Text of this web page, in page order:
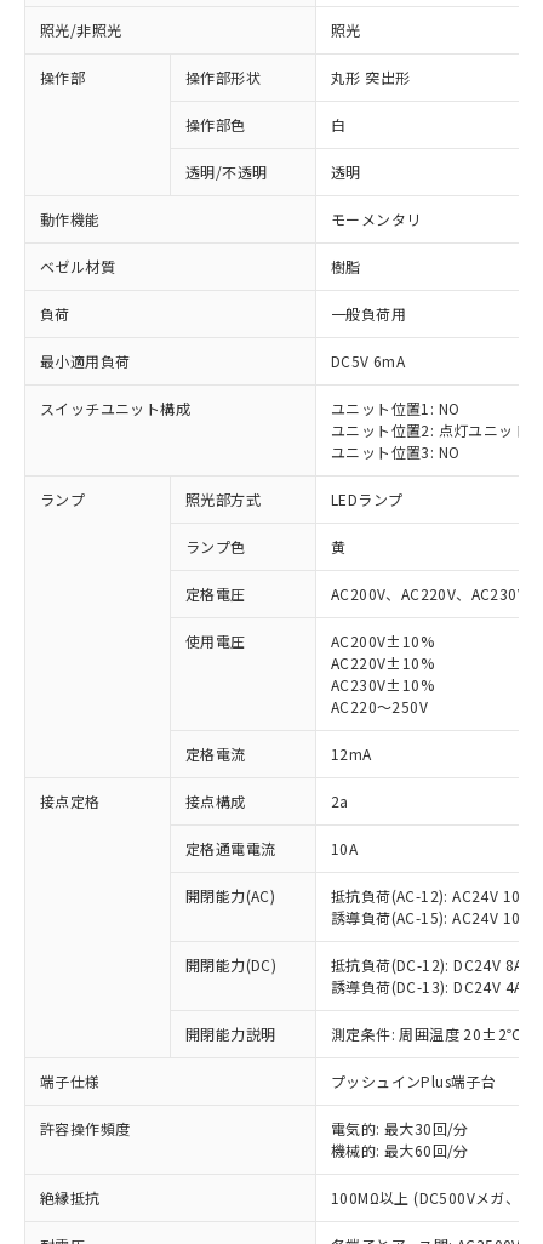
照光/非照光 照光
操作部 操作部形状 丸形 突出形
操作部色 白
透明/不透明 透明
動作機能 モーメンタリ
ベゼル材質 樹脂
負荷 一般負荷用
最小適用負荷 DC5V 6mA
スイッチユニット構成
ユニット位置1: NO
ユニット位置2: 点灯ユニット
ユニット位置3: NO
ランプ 照光部方式 LEDランプ
ランプ色 黄
定格電圧 AC200V、AC220V、AC230V
使用電圧
AC200V±10%
AC220V±10%
AC230V±10%
AC220～250V
定格電流 12mA
接点定格 接点構成 2a
定格通電電流 10A
開閉能力(AC)
抵抗負荷(AC-12): AC24V 10A/
誘導負荷(AC-15): AC24V
開閉能力(DC)
抵抗負荷(DC-12): DC24V 8A/
誘導負荷(DC-13): DC24V 4A/
開閉能力説明 測定条件: 周囲温度 20±2℃、
端子仕様 プッシュインPlus端子台
許容操作頻度
電気的: 最大30回/分
機械的: 最大60回/分
絶縁抵抗 100MΩ以上 (DC500Vメガ、点
以下の条件をお読みいただき、同意のうえ
本サービスは、当社制御機器事業取扱
商品の当社在庫状況および標準価格
(税抜)を提供させていただくもので
本サービスの対象外となる商品もある
ことをご了承ください。
在庫状況および標準価格照会結果は、
記載している更新日時点での社内デー
タに基づき作成されるものであり、閲
覧された時点での実際の在庫および標
対応済み：EU RoHS指令（10物質）の
非含有に対応した製品が提供可能な商品で
対応予定：EU RoHS指令（10物質）の非含
有に対応した製品に切り替える予定のある
対応予定なし：EU RoHS指令（10物質）の
非含有に非対応の商品で、対応品を出す予
調査・確認中：EU RoHS指令（10物質）の
非含有の対応状況を調査中または確認中の
非該当品：ライセンス料など無形物で、有
害物質有無と関係のない商品です。
仕入先様の事情により、非含有部品として
いたものが、含有品と判明した場合などや
むを得ず変更することがあります。
鉛(Pb) 1000ppm以下、 水銀(Hg) 1000ppm以下、 カド
六価クロム(Cr(Ⅵ)) 1000ppm以下、ポリ臭化ビフェニル
※1 中国RoHS○×表
「○」：最大均質材料含有率が中国RoHSの
基準値以下であることを示します。
「×」：最大均質材料含有率が中国RoHSの
基準値を超えていることを示します。
「－」：未確認です。当社販売部門へお問
*中国RoHS10物質の基準値 (GB/T26572)：
Pb(鉛) :1000ppm、 Hg(水銀) : 1000ppm、 Cd(カドミウ
当社は、これら貴社製品のうち、外国
為替および外国貿易法に定める商品
（以下｢規制貨物等」という）を輸出
または国外への提供する場合は、日本
国政府の輸出許可(または役務取引許
可)を取得するなどの必要な手続きを